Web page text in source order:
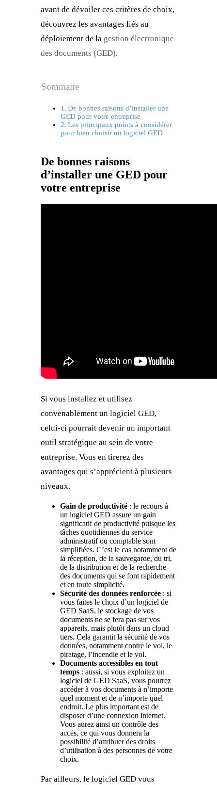
avant de dévoiler ces critères de choix,
découvrez les avantages liés au
déploiement de la gestion électronique
des documents (GED).
Sommaire
De bonnes raisons d’installer une
GED pour votre entreprise
Les principaux points à considérer
pour bien choisir un logiciel GED
De bonnes raisons
d’installer une GED pour
votre entreprise
Si vous installez et utilisez
convenablement un logiciel GED,
celui-ci pourrait devenir un important
outil stratégique au sein de votre
entreprise. Vous en tirerez des
avantages qui s’apprécient à plusieurs
niveaux.
Gain de productivité: le recours à
un logiciel GED assure un gain
significatif de productivité puisque les
tâches quotidiennes du service
administratif ou comptable sont
simplifiées. C’est le cas notamment de
la réception, de la sauvegarde, du tri,
de la distribution et de la recherche
des documents qui se font rapidement
et en toute simplicité.
Sécurité des données renforcée: si
vous faites le choix d’un logiciel de
GED SaaS, le stockage de vos
documents ne se fera pas sur vos
appareils, mais plutôt dans un cloud
tiers. Cela garantit la sécurité de vos
données, notamment contre le vol, le
piratage, l’incendie et le vol.
Documents accessibles en tout
temps : aussi, si vous exploitez un
logiciel de GED SaaS, vous pourrez
accéder à vos documents à n’importe
quel moment et de n’importe quel
endroit. Le plus important est de
disposer d’une connexion internet.
Vous aurez ainsi un contrôle des
accès, ce qui vous donnera la
possibilité d’attribuer des droits
d’utilisation à des personnes de votre
choix.
Par ailleurs, le logiciel GED vous